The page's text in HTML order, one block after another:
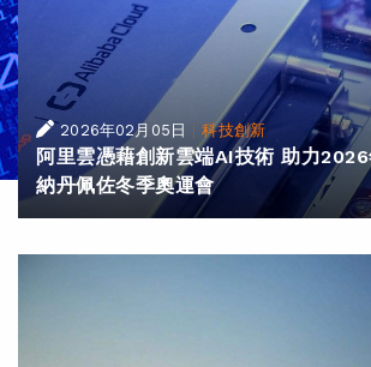
2026年02月05日 |科技創新
阿里雲憑藉創新雲端AI技術 助力
納丹佩佐冬季奧運會